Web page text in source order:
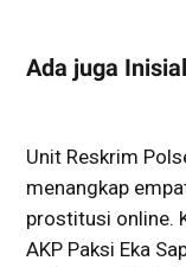
Ada juga
Unit Reskrim
menangkap
prostitusi online.
AKP Paksi Eka